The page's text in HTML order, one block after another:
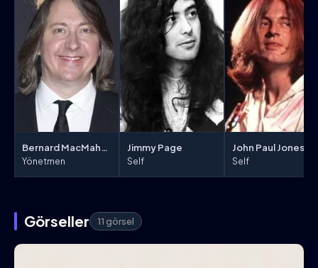
Bernard MacMahon
Yönetmen
Jimmy Page
Self
John Paul Jones
Self
Görseller 11 görsel